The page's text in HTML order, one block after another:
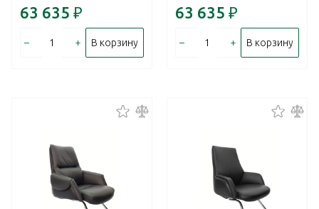
63 635 ₽
– + В корзину
63 635 ₽
– + В корзину